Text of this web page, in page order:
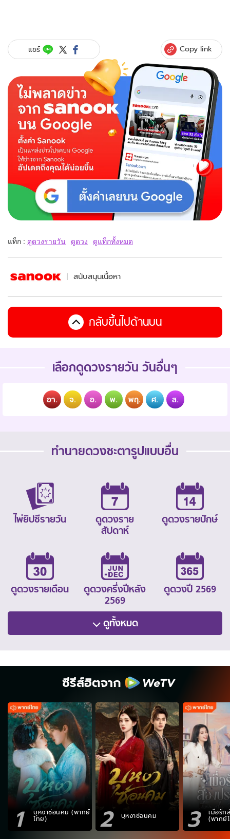
แชร์ Copy link
แท็ก : ดูดวงรายวัน ดูดวง ดูแท็กทั้งหมด
สนับสนุนเนื้อหา
กลับขึ้นไปด้านบน
เลือกดูดวงรายวัน วันอื่นๆ
อา. จ. อ. พ. พฤ. ศ. ส.
ทำนายดวงชะตารูปแบบอื่น
ไพ่ยิปซีรายวัน
ดูดวงราย
สัปดาห์
ดูดวงรายปักษ์
ดูดวงรายเดือน
ดูดวงครึ่งปีหลัง
2569
ดูดวงปี 2569
ดูทั้งหมด
ซีรีส์ฮิตจาก
1 บุหงาซ่อนคม (พากย์
ไทย) 2 บุหงาซ่อนคม 3 เมื่อรัก
(พากย์